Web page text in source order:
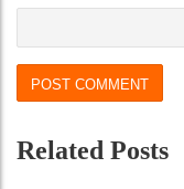
Related Posts